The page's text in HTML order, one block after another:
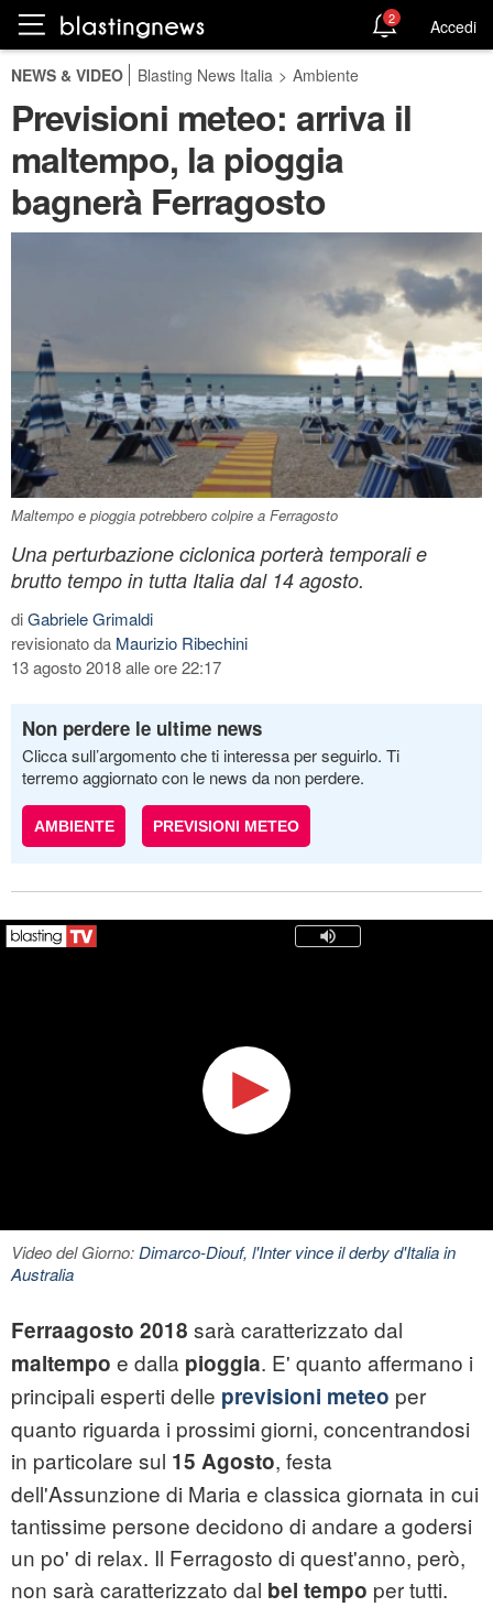
2 Accedi
NEWS & VIDEO Blasting News Italia > Ambiente
Previsioni meteo: arriva il
maltempo, la pioggia
bagnerà Ferragosto
Maltempo e pioggia potrebbero colpire a Ferragosto
Una perturbazione ciclonica porterà temporali e
brutto tempo in tutta Italia dal 14 agosto.
diGabriele Grimaldi
revisionato da Maurizio Ribechini
13 agosto 2018 alle ore 22:17
Non perdere le ultime news
Clicca sull’argomento che ti interessa per seguirlo. Ti
terremo aggiornato con le news da non perdere.
AMBIENTE PREVISIONI METEO
Video del Giorno:Dimarco-Diouf, l'Inter vince il derby d'Italia in
Australia
Ferraagosto 2018 sarà caratterizzato dal
maltempo e dalla pioggia. E' quanto affermano i
principali esperti delle previsioni meteo per
quanto riguarda i prossimi giorni, concentrandosi
in particolare sul 15 Agosto, festa
dell'Assunzione di Maria e classica giornata in cui
tantissime persone decidono di andare a godersi
un po' di relax. Il Ferragosto di quest'anno, però,
non sarà caratterizzato dal bel tempo per tutti.